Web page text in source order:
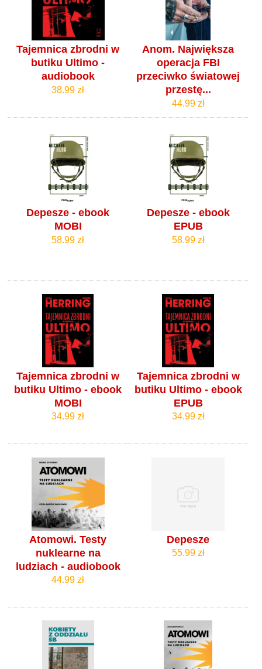
Tajemnica zbrodni w
butiku Ultimo -
audiobook
38.99 zł
Anom. Największa
operacja FBI
przeciwko światowej
przestę...
44.99 zł
Depesze - ebook
MOBI
58.99 zł
Depesze - ebook
EPUB
58.99 zł
Tajemnica zbrodni w
butiku Ultimo - ebook
MOBI
34.99 zł
Tajemnica zbrodni w
butiku Ultimo - ebook
EPUB
34.99 zł
Atomowi. Testy
nuklearne na
ludziach - audiobook
44.99 zł
Depesze
55.99 zł